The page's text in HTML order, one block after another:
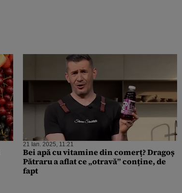
21 Ian. 2025, 11:21
Bei apă cu vitamine din comerț? Dragoș
Pătraru a aflat ce „otravă” conține, de
fapt